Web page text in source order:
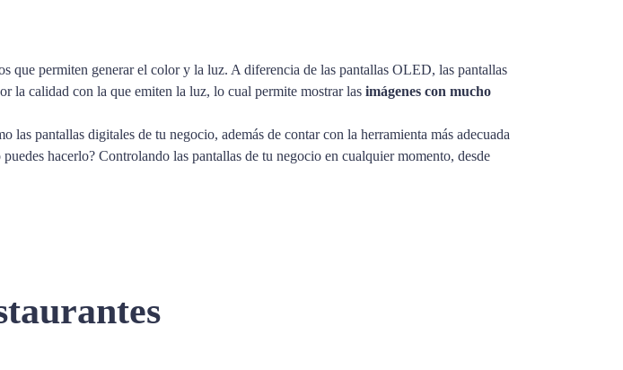
que permiten generar el color y la luz. A diferencia de las pantallas OLED, las pantallas
la calidad con la que emiten la luz, lo cual permite mostrar las imágenes con mucho
pantallas digitales de tu negocio, además de contar con la herramienta más adecuada
puedes hacerlo? Controlando las pantallas de tu negocio en cualquier momento, desde